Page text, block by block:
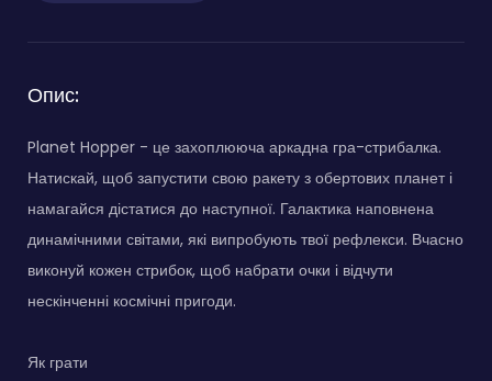
Опис:
Planet Hopper - це захоплююча аркадна гра-стрибалка.
Натискай, щоб запустити свою ракету з обертових планет і
намагайся дістатися до наступної. Галактика наповнена
динамічними світами, які випробують твої рефлекси. Вчасно
виконуй кожен стрибок, щоб набрати очки і відчути
нескінченні космічні пригоди.
Як грати